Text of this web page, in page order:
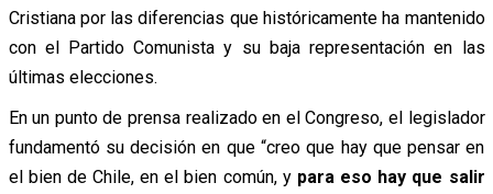
Cristiana por las diferencias que históricamente ha mantenido
con el Partido Comunista y su baja representación en las
últimas elecciones.
En un punto de prensa realizado en el Congreso, el legislador
fundamentó su decisión en que “creo que hay que pensar en
el bien de Chile, en el bien común, y para eso hay que salir